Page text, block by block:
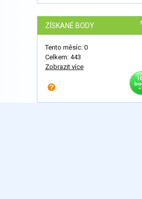
ZÍSKANÉ BODY
Tento měsíc: 0
Celkem: 443
Zobrazit více